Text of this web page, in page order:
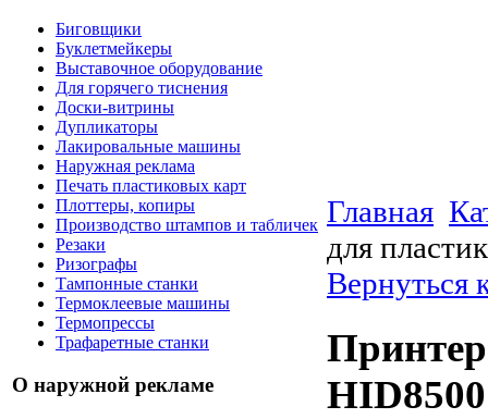
Биговщики
Буклетмейкеры
Выставочное оборудование
Для горячего тиснения
Доски-витрины
Дупликаторы
Лакировальные машины
Наружная реклама
Печать пластиковых карт
Плоттеры, копиры
Производство штампов и табличек
Резаки
Ризографы
Тампонные станки
Термоклеевые машины
Термопрессы
Трафаретные станки
О наружной рекламе
Главная
для
Вернуться